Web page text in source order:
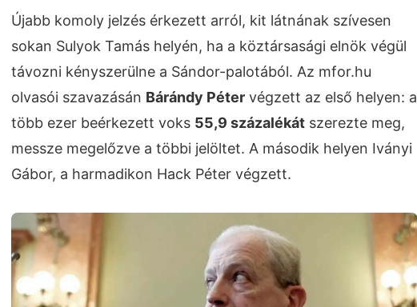
Újabb komoly jelzés érkezett arról, kit látnának szívesen
sokan Sulyok Tamás helyén, ha a köztársasági elnök végül
távozni kényszerülne a Sándor-palotából. Az mfor.hu
olvasói szavazásán Bárándy Péter végzett az első helyen: a
több ezer beérkezett voks 55,9 százalékát szerezte meg,
messze megelőzve a többi jelöltet. A második helyen Iványi
Gábor, a harmadikon Hack Péter végzett.